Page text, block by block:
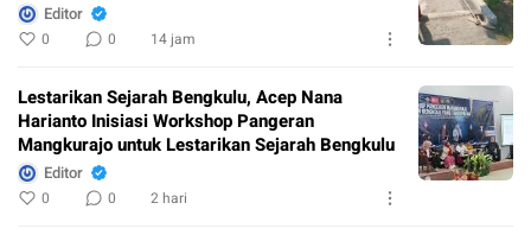
Editor
0 0 14 jam
Lestarikan Sejarah Bengkulu, Acep Nana
Harianto Inisiasi Workshop Pangeran
Mangkurajo untuk Lestarikan Sejarah Bengkulu
Editor
0 0 2 hari